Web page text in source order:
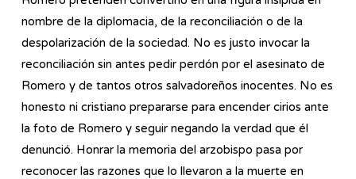
nombre de la diplomacia, de la reconciliación o de la
despolarización de la sociedad. No es justo invocar la
reconciliación sin antes pedir perdón por el asesinato de
Romero y de tantos otros salvadoreños inocentes. No es
honesto ni cristiano prepararse para encender cirios ante
la foto de Romero y seguir negando la verdad que él
denunció. Honrar la memoria del arzobispo pasa por
reconocer las razones que lo llevaron a la muerte en